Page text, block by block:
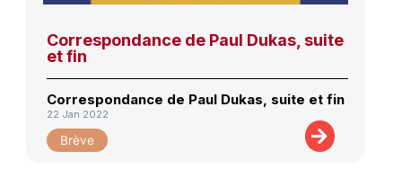
Correspondance de Paul Dukas, suite
et fin
Correspondance de Paul Dukas, suite et fin
22 Jan 2022
Brève